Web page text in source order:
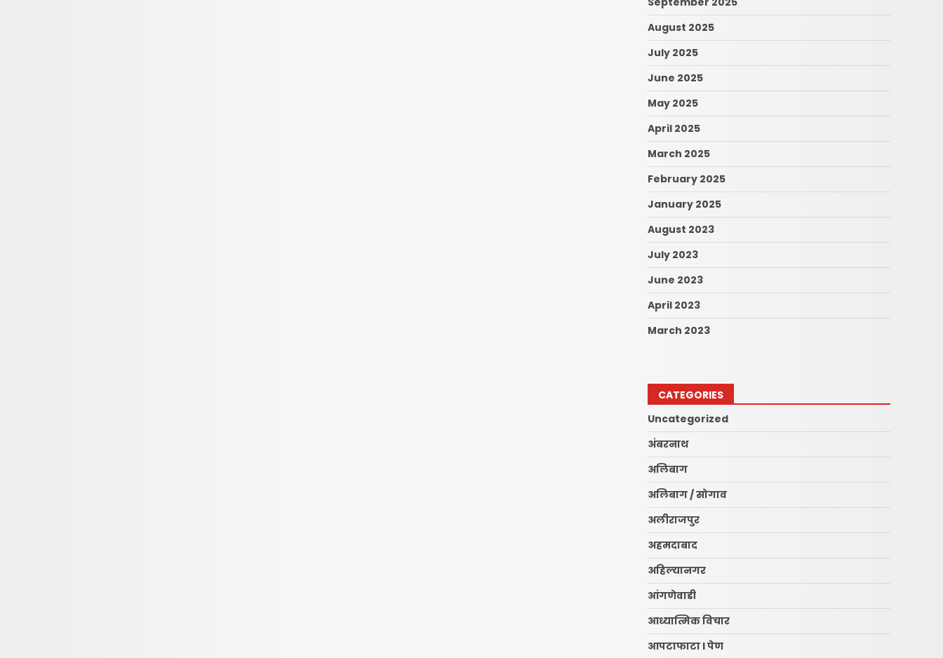
August 2025
July 2025
June 2025
May 2025
April 2025
March 2025
February 2025
January 2025
August 2023
July 2023
June 2023
April 2023
March 2023
CATEGORIES
Uncategorized
अंबरनाथ
अलिबाग
अलिबाग / सोगाव
अलीराजपुर
अहमदाबाद
अहिल्यानगर
आंगणेवाडी
आध्यात्मिक विचार
आपटाफाटा l पेण